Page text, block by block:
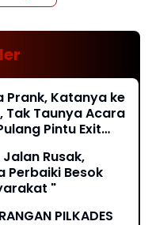
Prank, Katanya ke
Tak Taunya Acara
Pintu Exit
Rusak,
Perbaiki Besok
"